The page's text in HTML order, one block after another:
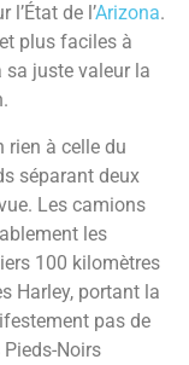
de l’Arizona.
plus faciles à
sa juste valeur la
rien à celle du
séparant deux
Les camions
les
100 kilomètres
Harley, portant la
pas de
Noirs